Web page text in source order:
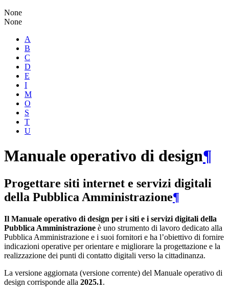
None
None
A
B
C
D
E
I
M
O
S
T
U
Manuale operativo di design¶
Progettare siti internet e servizi digitali
della Pubblica Amministrazione¶
Il Manuale operativo di design per i siti e i servizi digitali della
Pubblica Amministrazione è uno strumento di lavoro dedicato alla
Pubblica Amministrazione e i suoi fornitori e ha l’obiettivo di fornire
indicazioni operative per orientare e migliorare la progettazione e la
realizzazione dei punti di contatto digitali verso la cittadinanza.
La versione aggiornata (versione corrente) del Manuale operativo di
design corrisponde alla 2025.1.